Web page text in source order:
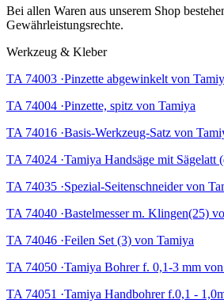
Bei allen Waren aus unserem Shop
Gewährleistungsrechte.
Werkzeug & Kleber
TA 74003 ·Pinzette abgewinkelt von
TA 74004 ·Pinzette, spitz von Tamiya
TA 74016 ·Basis-Werkzeug-Satz von
TA 74024 ·Tamiya Handsäge mit Sägelatt
TA 74035 ·Spezial-Seitenschneider von
TA 74040 ·Bastelmesser m. Klingen(25)
TA 74046 ·Feilen Set (3) von Tamiya
TA 74050 ·Tamiya Bohrer f. 0,1-3 mm
TA 74051 ·Tamiya Handbohrer f.0,1 -